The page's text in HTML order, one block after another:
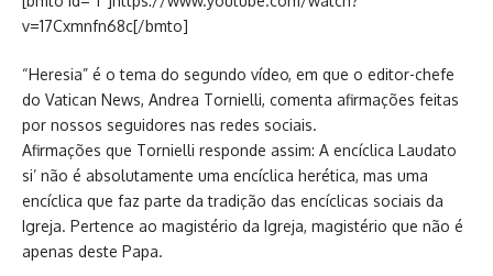
v=17Cxmnfn68c[/bmto]
“Heresia” é o tema do segundo vídeo, em que o editor-chefe
do Vatican News, Andrea Tornielli, comenta afirmações feitas
por nossos seguidores nas redes sociais.
Afirmações que Tornielli responde assim: A encíclica Laudato
si’ não é absolutamente uma encíclica herética, mas uma
encíclica que faz parte da tradição das encíclicas sociais da
Igreja. Pertence ao magistério da Igreja, magistério que não é
apenas deste Papa.